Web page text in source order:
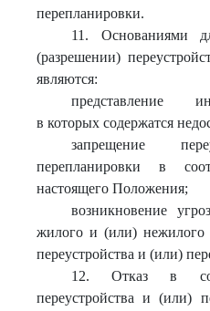
перепланировки.
11. Основаниями
(разрешении)
являются:
представление
в которых содержатся
запрещение
перепланировки в
настоящего Положения;
возникновение
жилого и (или) нежилого
переустройства и (или)
12. Отказ в
переустройства и (или)